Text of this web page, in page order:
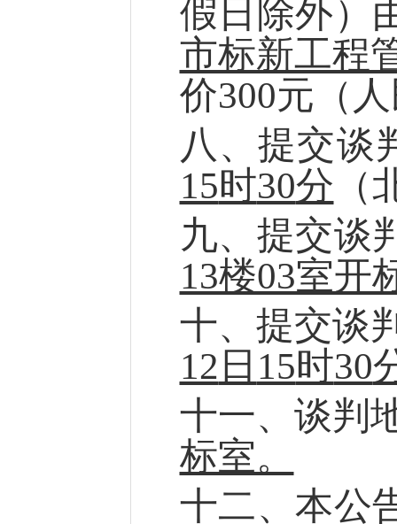
假日除外）
市标新工程
价300元（
八 、提交谈
15时30分
九、 提交谈
13楼03室开
十、 提交谈
12 日 15时30
十一、 谈判
标室。
十二、本公